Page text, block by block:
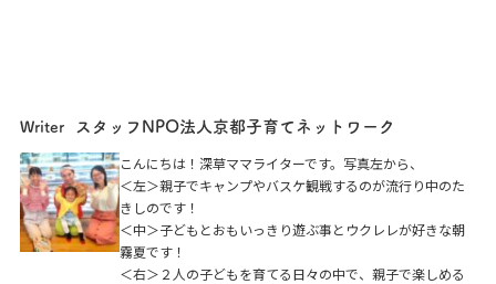
Writer スタッフNPO法人京都子育てネットワーク
こんにちは！深草ママライターです。写真左から、
＜左＞親子でキャンプやバスケ観戦するのが流行り中のた
きしのです！
＜中＞子どもとおもいっきり遊ぶ事とウクレレが好きな朝
霧夏です！
＜右＞２人の子どもを育てる日々の中で、親子で楽しめる